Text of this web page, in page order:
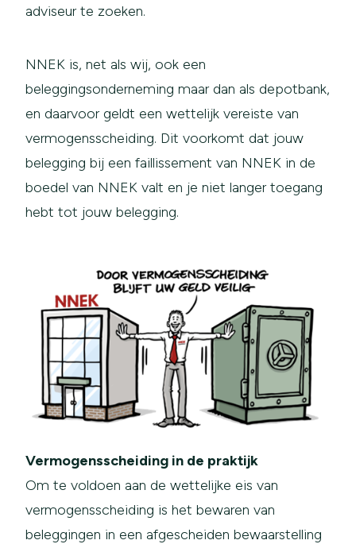
adviseur te zoeken.
NNEK is, net als wij, ook een
beleggingsonderneming maar dan als depotbank,
en daarvoor geldt een wettelijk vereiste van
vermogensscheiding. Dit voorkomt dat jouw
belegging bij een faillissement van NNEK in de
boedel van NNEK valt en je niet langer toegang
hebt tot jouw belegging.
Vermogensscheiding in de praktijk
Om te voldoen aan de wettelijke eis van
vermogensscheiding is het bewaren van
beleggingen in een afgescheiden bewaarstelling